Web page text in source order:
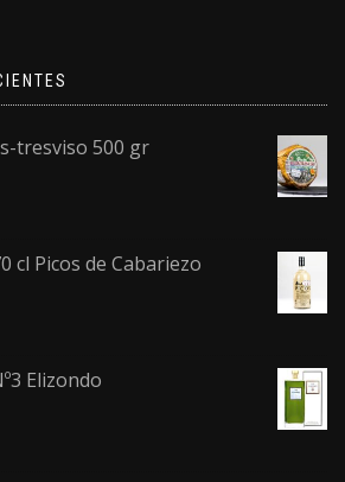
tresviso 500 gr
cl Picos de Cabariezo
Elizondo